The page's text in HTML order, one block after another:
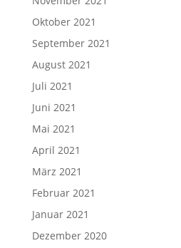
Oktober 2021
September 2021
August 2021
Juli 2021
Juni 2021
Mai 2021
April 2021
März 2021
Februar 2021
Januar 2021
Dezember 2020